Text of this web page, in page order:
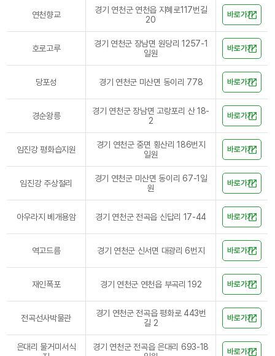
연천향교
경기 연천군 연천읍 지혜로117번길
20
바로가기
호로고루
경기 연천군 장남면 원당리 1257-1
일원
바로가기
당포성 경기 연천군 미산면 동이리 778 바로가기
경순왕릉
경기 연천군 장남면 고랑포리 산 18-
2
바로가기
임진강 평화습지원
경기 연천군 중면 횡산리 186번지
일원
바로가기
임진강 주상절리
경기 연천군 미산면 동이리 67-1일
원
바로가기
아우라지 베개용암 경기 연천군 전곡읍 신답리 17-44 바로가기
역고드름 경기 연천군 신서면 대광리 6번지 바로가기
재인폭포 경기 연천군 연천읍 부곡리 192 바로가기
전곡선사박물관
경기 연천군 전곡읍 평화로 443번
길 2
바로가기
은대리 물거미서식
경기 연천군 전곡읍 은대리 693-18
바로가기